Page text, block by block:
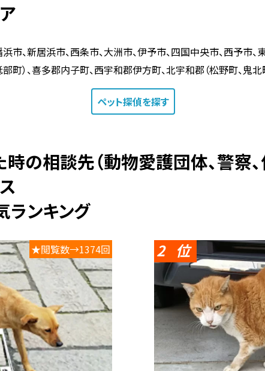
市、新居浜市、西条市、大洲市、伊予市、四国中央市、西予市
町）、喜多郡内子町、西宇和郡伊方町、北宇和郡（松野町、鬼
ペット探偵を探す
ランキング
★閲覧数→1374回 2